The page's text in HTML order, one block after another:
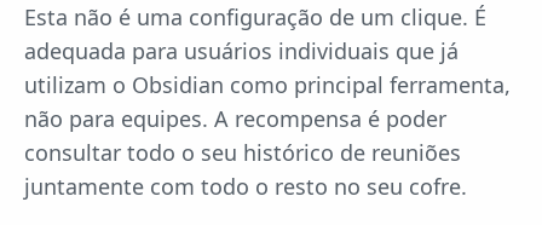
Esta não é uma configuração de um clique. É
adequada para usuários individuais que já
utilizam o Obsidian como principal ferramenta,
não para equipes. A recompensa é poder
consultar todo o seu histórico de reuniões
juntamente com todo o resto no seu cofre.